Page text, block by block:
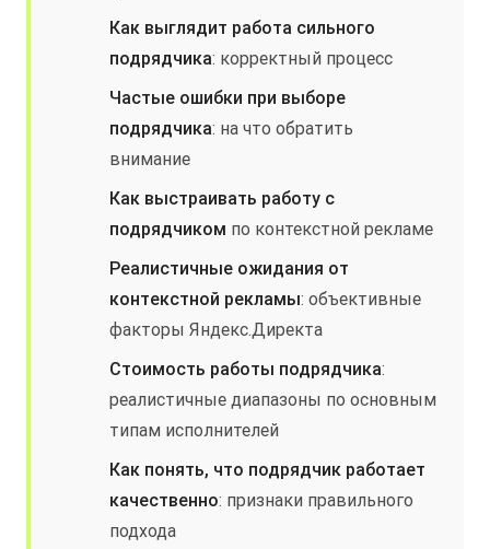
Как выглядит работа сильного
подрядчика: корректный процесс
Частые ошибки при выборе
подрядчика: на что обратить
внимание
Как выстраивать работу с
подрядчиком по контекстной рекламе
Реалистичные ожидания от
контекстной рекламы: объективные
факторы Яндекс.Директа
Стоимость работы подрядчика:
реалистичные диапазоны по основным
типам исполнителей
Как понять, что подрядчик работает
качественно: признаки правильного
подхода